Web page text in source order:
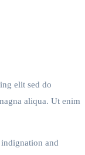
elit sed do
aliqua. Ut enim
and